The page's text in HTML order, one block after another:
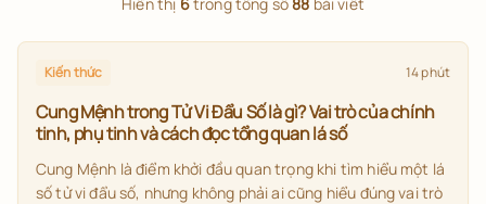
Xem tử vi miễn phí
Kiến thức 14 phút
Cung Mệnh trong Tử Vi Đẩu Số là gì? Vai trò của chính
tinh, phụ tinh và cách đọc tổng quan lá số
Cung Mệnh là điểm khởi đầu quan trọng khi tìm hiểu một lá
số tử vi đẩu số, nhưng không phải ai cũng hiểu đúng vai trò